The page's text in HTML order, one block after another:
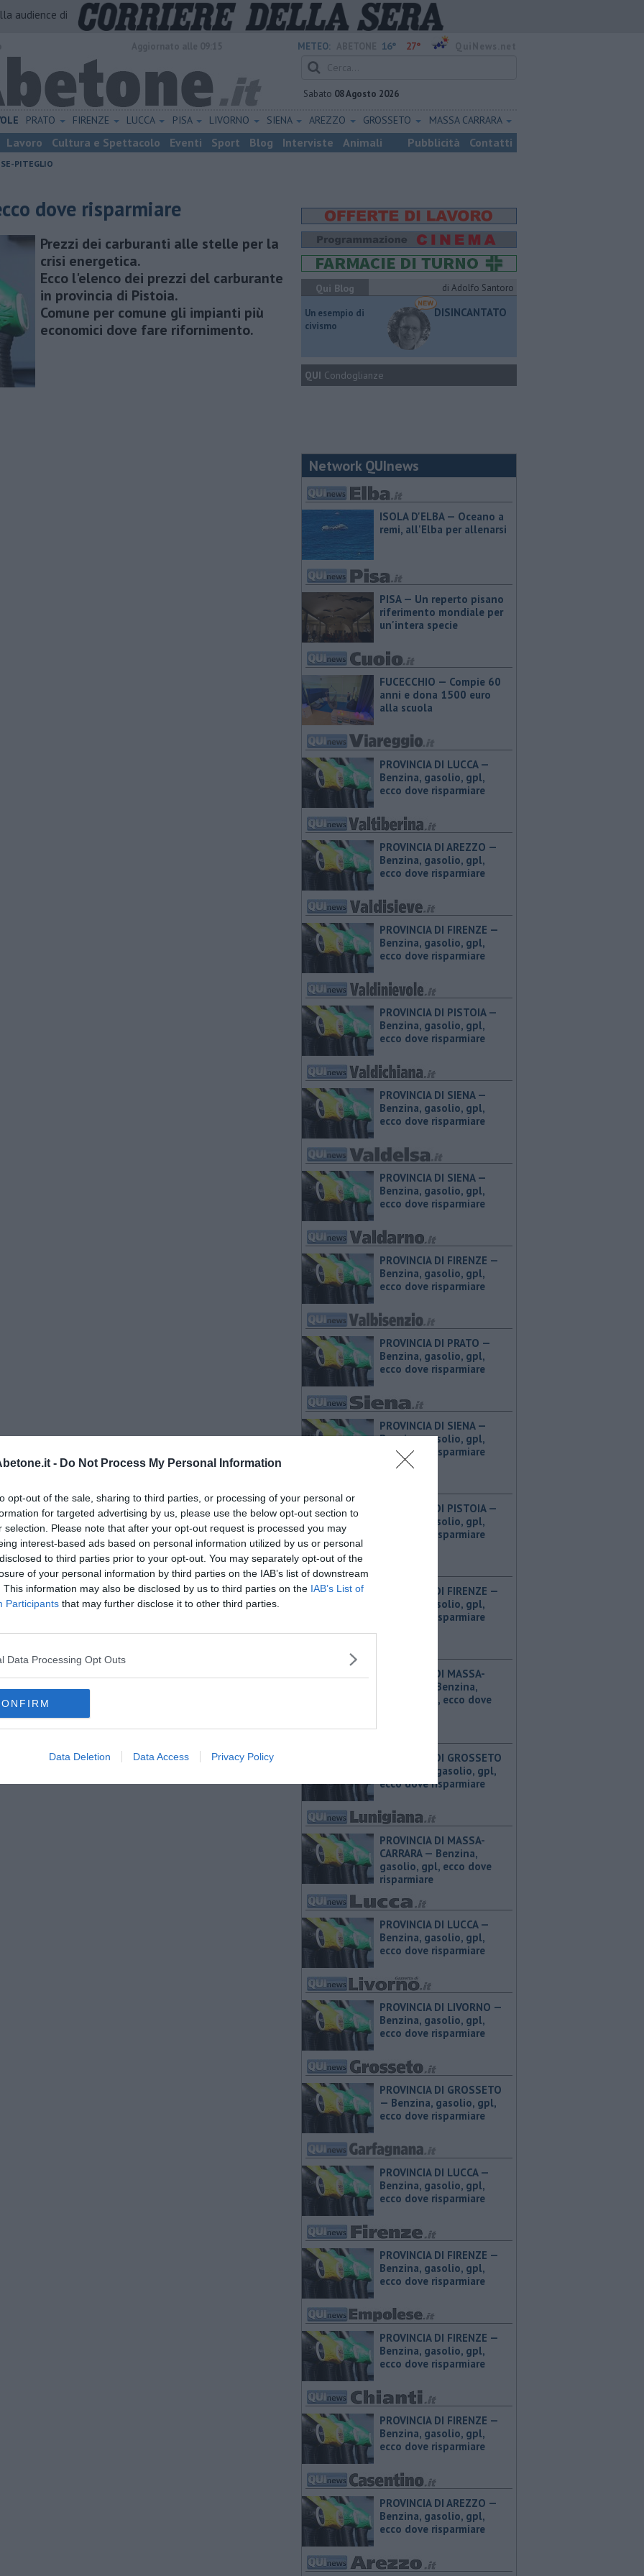
- Do Not Process My Personal Information
opt-out of the sale, sharing to third parties, or processing of your personal or
for targeted advertising by us, please use the below opt-out section to
selection. Please note that after your opt-out request is processed you may
interest-based ads based on personal information utilized by us or personal
to third parties prior to your opt-out. You may separately opt-out of the
of your personal information by third parties on the IAB’s list of downstream
This information may also be disclosed by us to third parties on the IAB’s List of
Participants that may further disclose it to other third parties.
Data Processing Opt Outs
Data Deletion Data Access Privacy Policy
audience di
METEO: 16° 27°
Sabato 08 Agosto 2026
PRATO FIRENZE LUCCA PISA LIVORNO SIENA AREZZO GROSSETO MASSA CARRARA
Lavoro Cultura e Spettacolo Eventi Sport Blog Interviste Animali Pubblicità Contatti
PITEGLIO
dove risparmiare
Prezzi dei carburanti alle stelle per la
crisi energetica.
Ecco l'elenco dei prezzi del carburante
in provincia di Pistoia.
Comune per comune gli impianti più
economici dove fare rifornimento.
Qui Blog di Adolfo Santoro
​Un esempio di
civismo
DISINCANTATO
QUI Condoglianze
Network QUInews
ISOLA D'ELBA — Oceano a
remi, all'Elba per allenarsi
PISA — Un reperto pisano
riferimento mondiale per
un'intera specie
FUCECCHIO — Compie 60
anni e dona 1500 euro
alla scuola
PROVINCIA DI LUCCA — ​
Benzina, gasolio, gpl,
ecco dove risparmiare
PROVINCIA DI AREZZO — ​
Benzina, gasolio, gpl,
ecco dove risparmiare
PROVINCIA DI FIRENZE — ​
Benzina, gasolio, gpl,
ecco dove risparmiare
PROVINCIA DI PISTOIA — ​
Benzina, gasolio, gpl,
ecco dove risparmiare
PROVINCIA DI SIENA — ​
Benzina, gasolio, gpl,
ecco dove risparmiare
PROVINCIA DI SIENA — ​
Benzina, gasolio, gpl,
ecco dove risparmiare
PROVINCIA DI FIRENZE — ​
Benzina, gasolio, gpl,
ecco dove risparmiare
PROVINCIA DI PRATO — ​
Benzina, gasolio, gpl,
ecco dove risparmiare
PROVINCIA DI SIENA — ​
Benzina, gasolio, gpl,
ecco dove risparmiare
PROVINCIA DI PISTOIA — ​
Benzina, gasolio, gpl,
ecco dove risparmiare
PROVINCIA DI FIRENZE — ​
Benzina, gasolio, gpl,
ecco dove risparmiare
PROVINCIA DI MASSA-
CARRARA — ​Benzina,
gasolio, gpl, ecco dove
PROVINCIA DI GROSSETO
— ​Benzina, gasolio, gpl,
ecco dove risparmiare
PROVINCIA DI MASSA-
CARRARA — ​Benzina,
gasolio, gpl, ecco dove
risparmiare
PROVINCIA DI LUCCA — ​
Benzina, gasolio, gpl,
ecco dove risparmiare
PROVINCIA DI LIVORNO — ​
Benzina, gasolio, gpl,
ecco dove risparmiare
PROVINCIA DI GROSSETO
— ​Benzina, gasolio, gpl,
ecco dove risparmiare
PROVINCIA DI LUCCA — ​
Benzina, gasolio, gpl,
ecco dove risparmiare
PROVINCIA DI FIRENZE — ​
Benzina, gasolio, gpl,
ecco dove risparmiare
PROVINCIA DI FIRENZE — ​
Benzina, gasolio, gpl,
ecco dove risparmiare
PROVINCIA DI FIRENZE — ​
Benzina, gasolio, gpl,
ecco dove risparmiare
PROVINCIA DI AREZZO — ​
Benzina, gasolio, gpl,
ecco dove risparmiare